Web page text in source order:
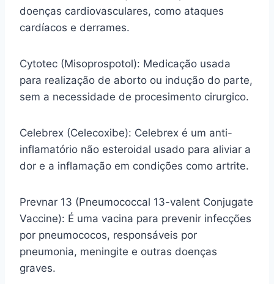
doenças cardiovasculares, como ataques
cardíacos e derrames.
Cytotec (Misoprospotol): Medicação usada
para realização de aborto ou indução do parte,
sem a necessidade de procesimento cirurgico.
Celebrex (Celecoxibe): Celebrex é um anti-
inflamatório não esteroidal usado para aliviar a
dor e a inflamação em condições como artrite.
Prevnar 13 (Pneumococcal 13-valent Conjugate
Vaccine): É uma vacina para prevenir infecções
por pneumococos, responsáveis por
pneumonia, meningite e outras doenças
graves.